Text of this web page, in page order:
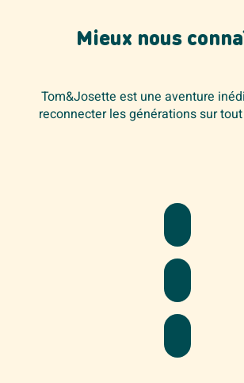
Mieux nous
Tom&Josette est une aventure
reconnecter les générations sur